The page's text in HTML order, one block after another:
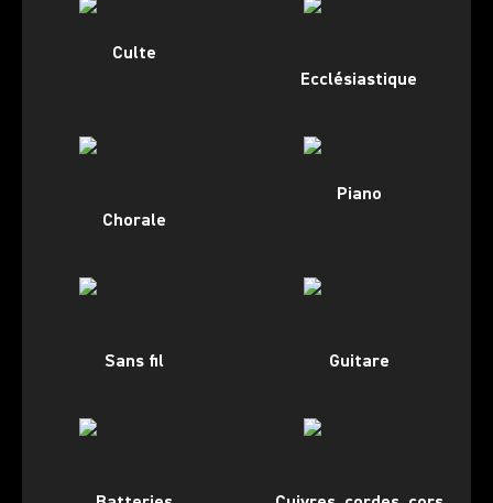
Culte
Ecclésiastique
Chorale
Piano
Sans fil Guitare